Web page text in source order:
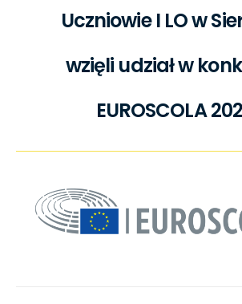
Uczniowie I LO w
wzięli udział w
EUROSCOLA